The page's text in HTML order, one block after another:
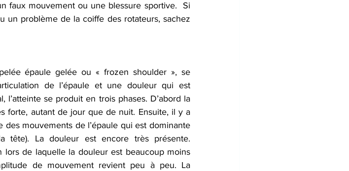
faux mouvement ou une blessure sportive.  Si
un problème de la coiffe des rotateurs, sachez
épaule gelée ou « frozen shoulder », se
de l’épaule et une douleur qui est
se produit en trois phases. D’abord la
forte, autant de jour que de nuit. Ensuite, il y a
des mouvements de l’épaule qui est dominante
tête). La douleur est encore très présente.
de laquelle la douleur est beaucoup moins
de mouvement revient peu à peu. La